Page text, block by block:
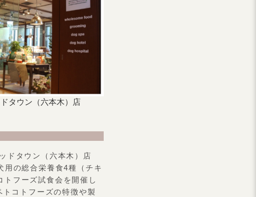
タウン（六本木）店
ドタウン（六本木）店
の総合栄養食4種（チキ
フーズ試食会を開催し
コトフーズの特徴や製